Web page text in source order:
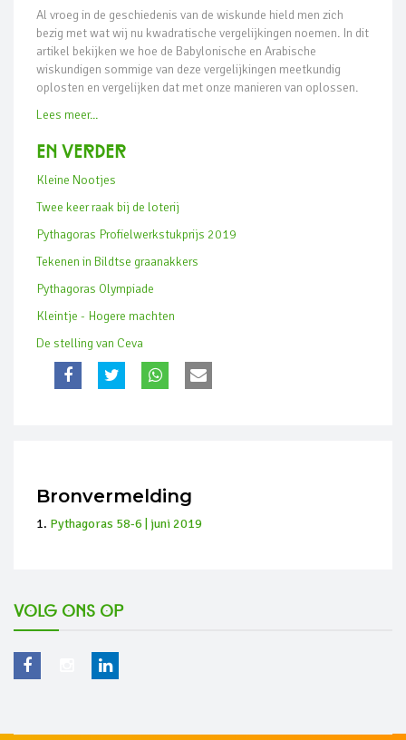
Al vroeg in de geschiedenis van de wiskunde hield men zich
bezig met wat wij nu kwadratische vergelijkingen noemen. In dit
artikel bekijken we hoe de Babylonische en Arabische
wiskundigen sommige van deze vergelijkingen meetkundig
oplosten en vergelijken dat met onze manieren van oplossen.
Lees meer...
En verder
Kleine Nootjes
Twee keer raak bij de loterij
Pythagoras Profielwerkstukprijs 2019
Tekenen in Bildtse graanakkers
Pythagoras Olympiade
Kleintje - Hogere machten
De stelling van Ceva
Bronvermelding
Pythagoras 58-6 | juni 2019
Volg ons op